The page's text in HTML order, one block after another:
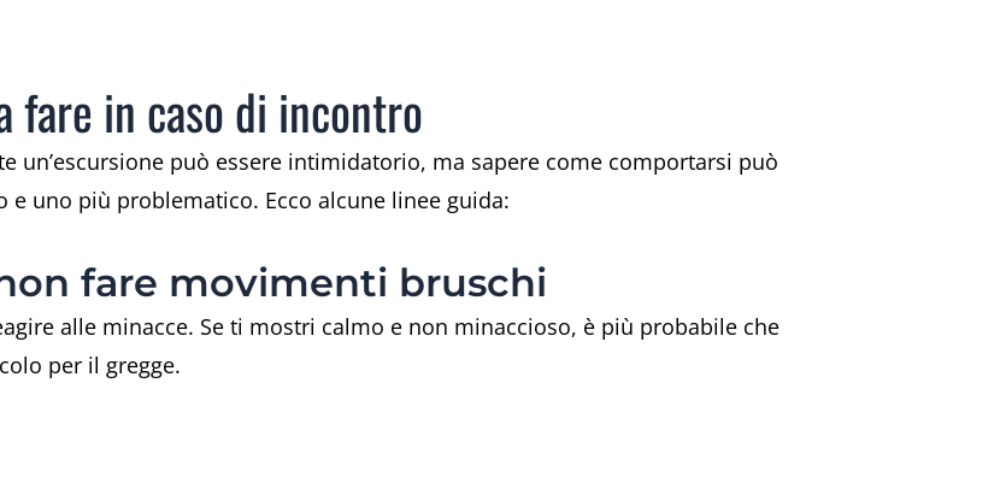
fare in caso di incontro
un’escursione può essere intimidatorio, ma sapere come comportarsi può
uno più problematico. Ecco alcune linee guida:
fare movimenti bruschi
alle minacce. Se ti mostri calmo e non minaccioso, è più probabile che
per il gregge.